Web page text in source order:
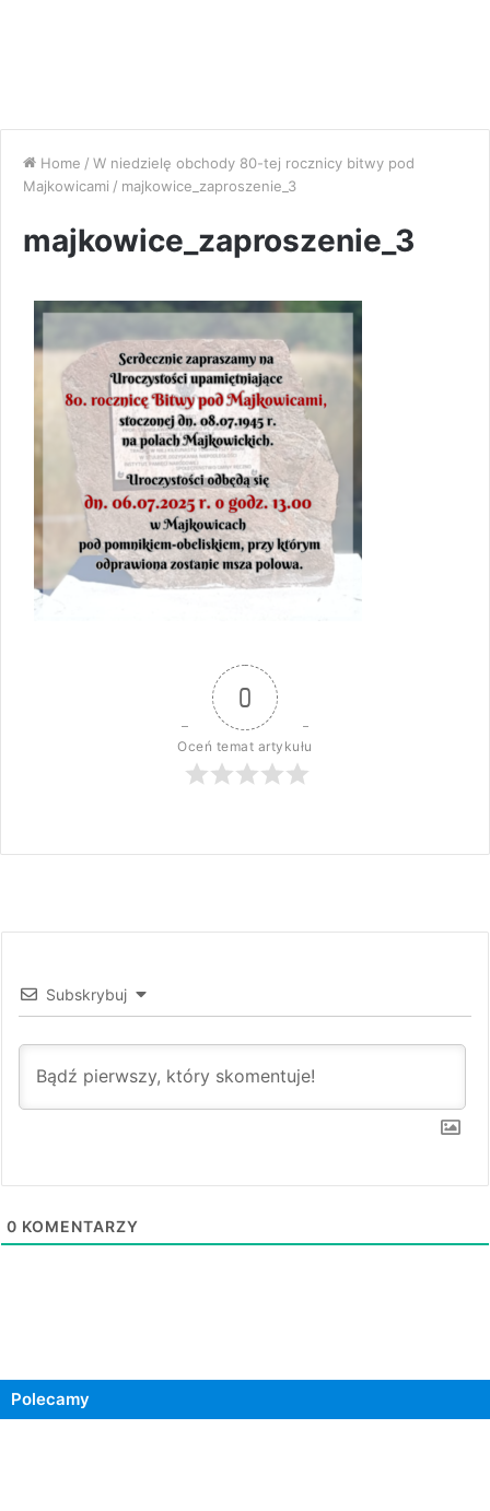
Home / W niedzielę obchody 80-tej rocznicy bitwy pod
Majkowicami / majkowice_zaproszenie_3
majkowice_zaproszenie_3
0
Oceń temat artykułu
Subskrybuj
0 KOMENTARZY
Polecamy